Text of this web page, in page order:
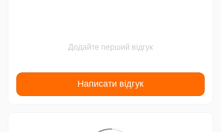
Додайте перший відгук
Написати відгук